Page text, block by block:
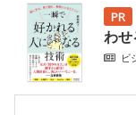
わ
ビ